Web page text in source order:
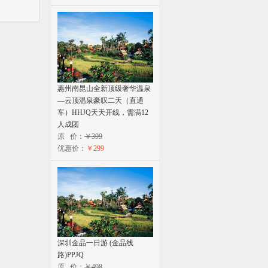
惠州南昆山全新顶级奢华温泉
—云顶温泉豪叹二天（直通
车）HHJQ天天开线，需满12
人成团
原 价： ￥399
优惠价： ￥299
深圳金品一日游 (金品线
路)PPJQ